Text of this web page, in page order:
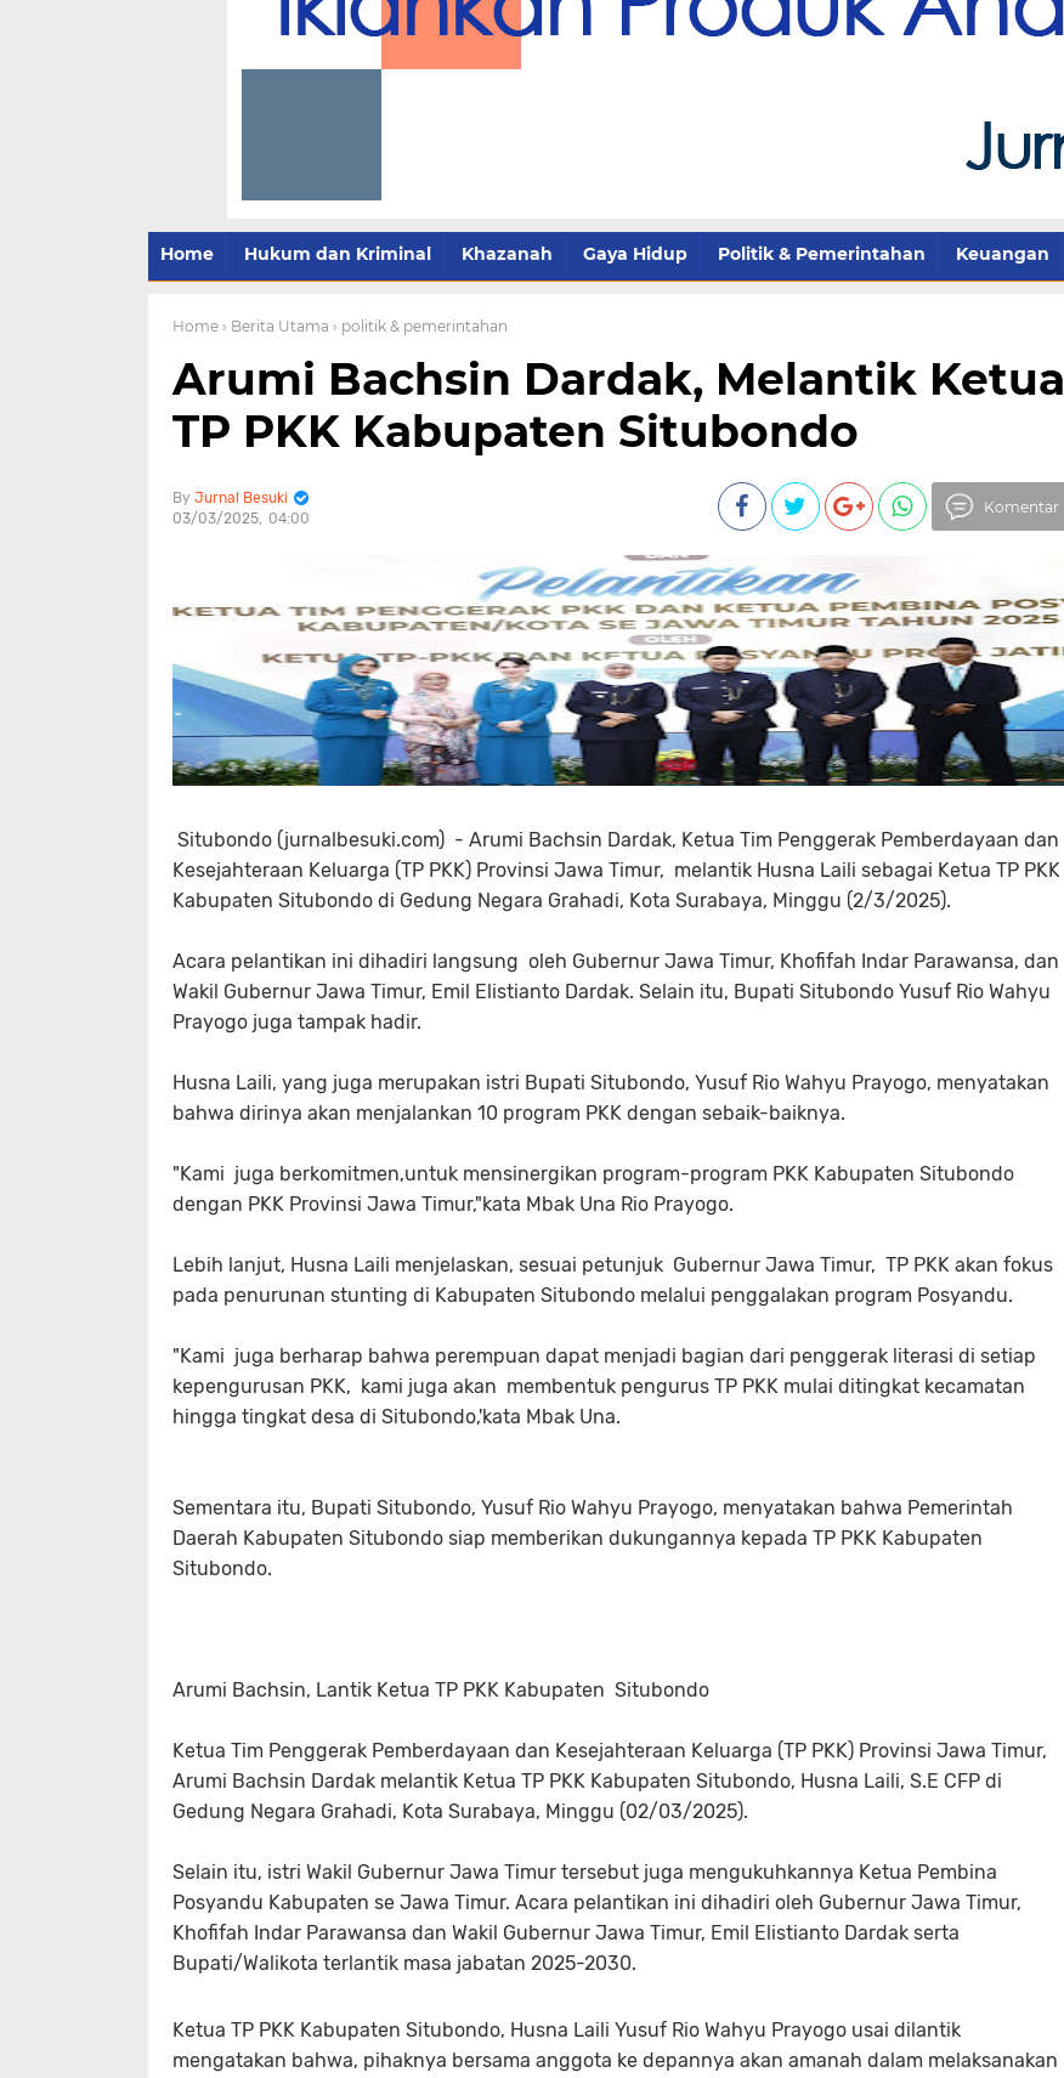
Home Hukum dan Kriminal Khazanah Gaya Hidup Politik & Pemerintahan Keuangan
Home › Berita Utama › politik & pemerintahan
Arumi Bachsin Dardak, Melantik Ketua
TP PKK Kabupaten Situbondo
Jurnal Besuki
03/03/2025 04:00
Komentar
Situbondo (jurnalbesuki.com) - Arumi Bachsin Dardak, Ketua Tim Penggerak Pemberdayaan dan
Kesejahteraan Keluarga (TP PKK) Provinsi Jawa Timur, melantik Husna Laili sebagai Ketua TP PKK
Kabupaten Situbondo di Gedung Negara Grahadi, Kota Surabaya, Minggu (2/3/2025).
Acara pelantikan ini dihadiri langsung oleh Gubernur Jawa Timur, Khofifah Indar Parawansa, dan
Wakil Gubernur Jawa Timur, Emil Elistianto Dardak. Selain itu, Bupati Situbondo Yusuf Rio Wahyu
Prayogo juga tampak hadir.
Husna Laili, yang juga merupakan istri Bupati Situbondo, Yusuf Rio Wahyu Prayogo, menyatakan
bahwa dirinya akan menjalankan 10 program PKK dengan sebaik-baiknya.
"Kami juga berkomitmen,untuk mensinergikan program-program PKK Kabupaten Situbondo
dengan PKK Provinsi Jawa Timur,"kata Mbak Una Rio Prayogo.
Lebih lanjut, Husna Laili menjelaskan, sesuai petunjuk Gubernur Jawa Timur, TP PKK akan fokus
pada penurunan stunting di Kabupaten Situbondo melalui penggalakan program Posyandu.
"Kami juga berharap bahwa perempuan dapat menjadi bagian dari penggerak literasi di setiap
kepengurusan PKK, kami juga akan membentuk pengurus TP PKK mulai ditingkat kecamatan
hingga tingkat desa di Situbondo,'kata Mbak Una.
Sementara itu, Bupati Situbondo, Yusuf Rio Wahyu Prayogo, menyatakan bahwa Pemerintah
Daerah Kabupaten Situbondo siap memberikan dukungannya kepada TP PKK Kabupaten
Situbondo.
Arumi Bachsin, Lantik Ketua TP PKK Kabupaten Situbondo
Ketua Tim Penggerak Pemberdayaan dan Kesejahteraan Keluarga (TP PKK) Provinsi Jawa Timur,
Arumi Bachsin Dardak melantik Ketua TP PKK Kabupaten Situbondo, Husna Laili, S.E CFP di
Gedung Negara Grahadi, Kota Surabaya, Minggu (02/03/2025).
Selain itu, istri Wakil Gubernur Jawa Timur tersebut juga mengukuhkannya Ketua Pembina
Posyandu Kabupaten se Jawa Timur. Acara pelantikan ini dihadiri oleh Gubernur Jawa Timur,
Khofifah Indar Parawansa dan Wakil Gubernur Jawa Timur, Emil Elistianto Dardak serta
Bupati/Walikota terlantik masa jabatan 2025-2030.
Ketua TP PKK Kabupaten Situbondo, Husna Laili Yusuf Rio Wahyu Prayogo usai dilantik
mengatakan bahwa, pihaknya bersama anggota ke depannya akan amanah dalam melaksanakan